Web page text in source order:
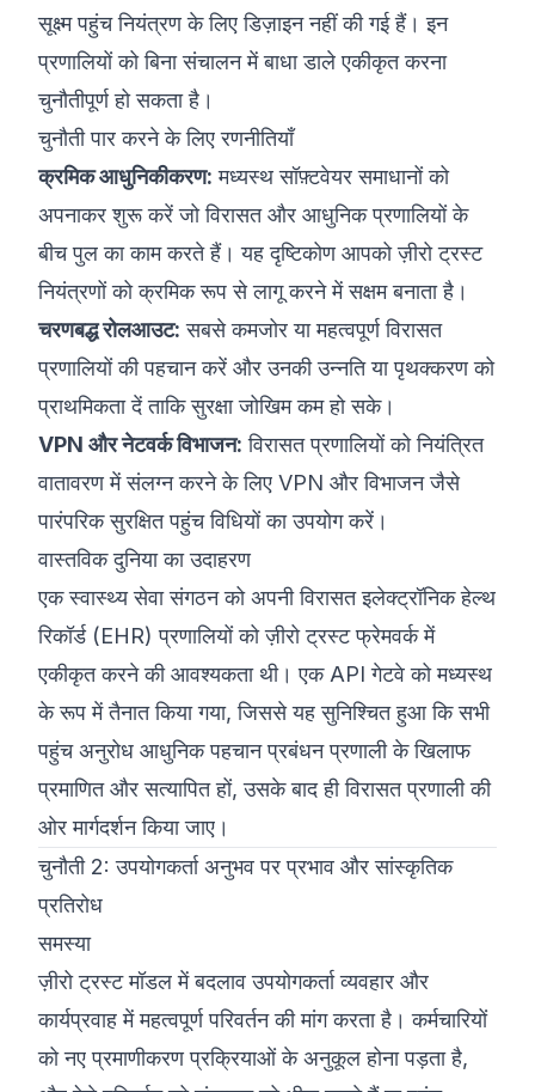
सूक्ष्म पहुंच नियंत्रण के लिए डिज़ाइन नहीं की गई हैं। इन
प्रणालियों को बिना संचालन में बाधा डाले एकीकृत करना
चुनौतीपूर्ण हो सकता है।
चुनौती पार करने के लिए रणनीतियाँ
क्रमिक आधुनिकीकरण: मध्यस्थ सॉफ़्टवेयर समाधानों को
अपनाकर शुरू करें जो विरासत और आधुनिक प्रणालियों के
बीच पुल का काम करते हैं। यह दृष्टिकोण आपको ज़ीरो ट्रस्ट
नियंत्रणों को क्रमिक रूप से लागू करने में सक्षम बनाता है।
चरणबद्ध रोलआउट: सबसे कमजोर या महत्वपूर्ण विरासत
प्रणालियों की पहचान करें और उनकी उन्नति या पृथक्करण को
प्राथमिकता दें ताकि सुरक्षा जोखिम कम हो सके।
VPN और नेटवर्क विभाजन: विरासत प्रणालियों को नियंत्रित
वातावरण में संलग्न करने के लिए VPN और विभाजन जैसे
पारंपरिक सुरक्षित पहुंच विधियों का उपयोग करें।
वास्तविक दुनिया का उदाहरण
एक स्वास्थ्य सेवा संगठन को अपनी विरासत इलेक्ट्रॉनिक हेल्थ
रिकॉर्ड (EHR) प्रणालियों को ज़ीरो ट्रस्ट फ्रेमवर्क में
एकीकृत करने की आवश्यकता थी। एक API गेटवे को मध्यस्थ
के रूप में तैनात किया गया, जिससे यह सुनिश्चित हुआ कि सभी
पहुंच अनुरोध आधुनिक पहचान प्रबंधन प्रणाली के खिलाफ
प्रमाणित और सत्यापित हों, उसके बाद ही विरासत प्रणाली की
ओर मार्गदर्शन किया जाए।
चुनौती 2: उपयोगकर्ता अनुभव पर प्रभाव और सांस्कृतिक
प्रतिरोध
समस्या
ज़ीरो ट्रस्ट मॉडल में बदलाव उपयोगकर्ता व्यवहार और
कार्यप्रवाह में महत्वपूर्ण परिवर्तन की मांग करता है। कर्मचारियों
को नए प्रमाणीकरण प्रक्रियाओं के अनुकूल होना पड़ता है,